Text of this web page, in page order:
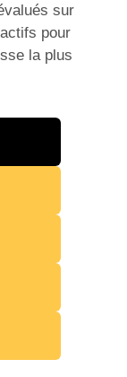
sur
pour
la plus